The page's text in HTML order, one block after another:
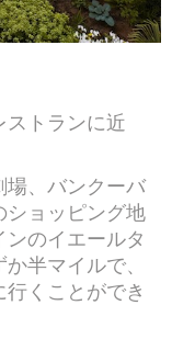
ストランに近
場、バンクーバ
ショッピング地
のイエールタ
半マイルで、
くことができ